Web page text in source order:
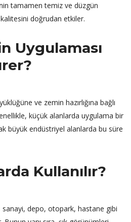
tamamen temiz ve düzgün
doğrudan etkiler.
Uygulaması
ve zemin hazırlığına bağlı
küçük alanlarda uygulama bir
büyük endüstriyel alanlarda bu süre
Kullanılır?
sanayi, depo, otopark, hastane gibi